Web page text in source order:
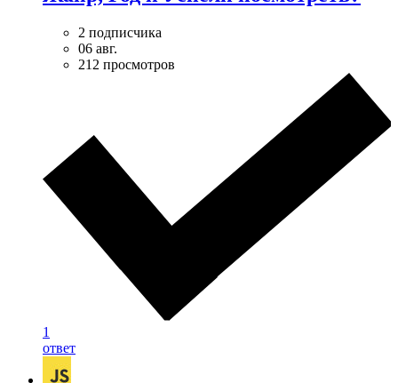
2 подписчика
06 авг.
212 просмотров
1
ответ